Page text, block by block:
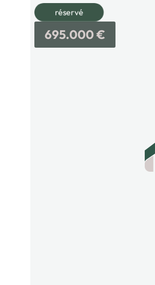
réservé
695.000 €